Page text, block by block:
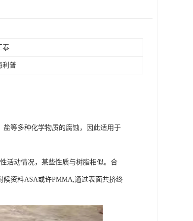
泰
利普
等多种化学物质的腐蚀，因此适用于
活动情况，某些性质与树脂相似。合
资料ASA或许PMMA,通过表面共挤终